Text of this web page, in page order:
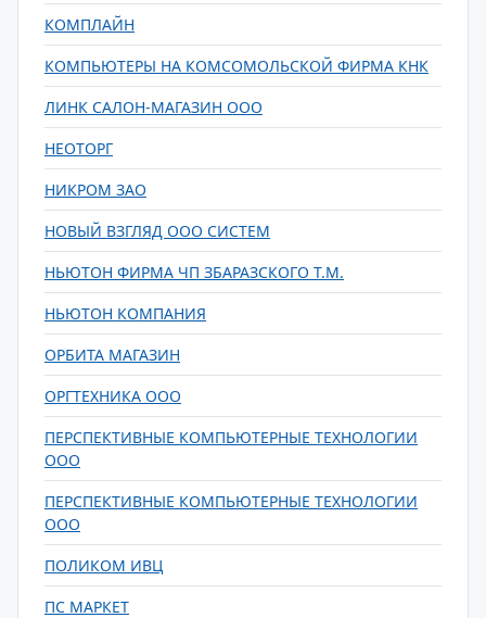
КОМПЛАЙН
КОМПЬЮТЕРЫ НА КОМСОМОЛЬСКОЙ ФИРМА КНК
ЛИНК САЛОН-МАГАЗИН ООО
НЕОТОРГ
НИКРОМ ЗАО
НОВЫЙ ВЗГЛЯД ООО СИСТЕМ
НЬЮТОН ФИРМА ЧП ЗБАРАЗСКОГО Т.М.
НЬЮТОН КОМПАНИЯ
ОРБИТА МАГАЗИН
ОРГТЕХНИКА ООО
ПЕРСПЕКТИВНЫЕ КОМПЬЮТЕРНЫЕ ТЕХНОЛОГИИ
ООО
ПЕРСПЕКТИВНЫЕ КОМПЬЮТЕРНЫЕ ТЕХНОЛОГИИ
ООО
ПОЛИКОМ ИВЦ
ПС МАРКЕТ